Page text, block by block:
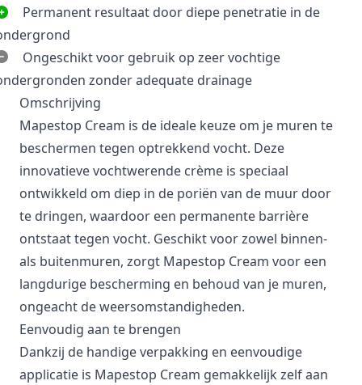
Permanent resultaat door diepe penetratie in de
Ongeschikt voor gebruik op zeer vochtige
zonder adequate drainage
Omschrijving
Mapestop Cream is de ideale keuze om je muren te
beschermen tegen optrekkend vocht. Deze
innovatieve vochtwerende crème is speciaal
ontwikkeld om diep in de poriën van de muur door
te dringen, waardoor een permanente barrière
ontstaat tegen vocht. Geschikt voor zowel binnen-
als buitenmuren, zorgt Mapestop Cream voor een
langdurige bescherming en behoud van je muren,
ongeacht de weersomstandigheden.
Eenvoudig aan te brengen
Dankzij de handige verpakking en eenvoudige
applicatie is Mapestop Cream gemakkelijk zelf aan